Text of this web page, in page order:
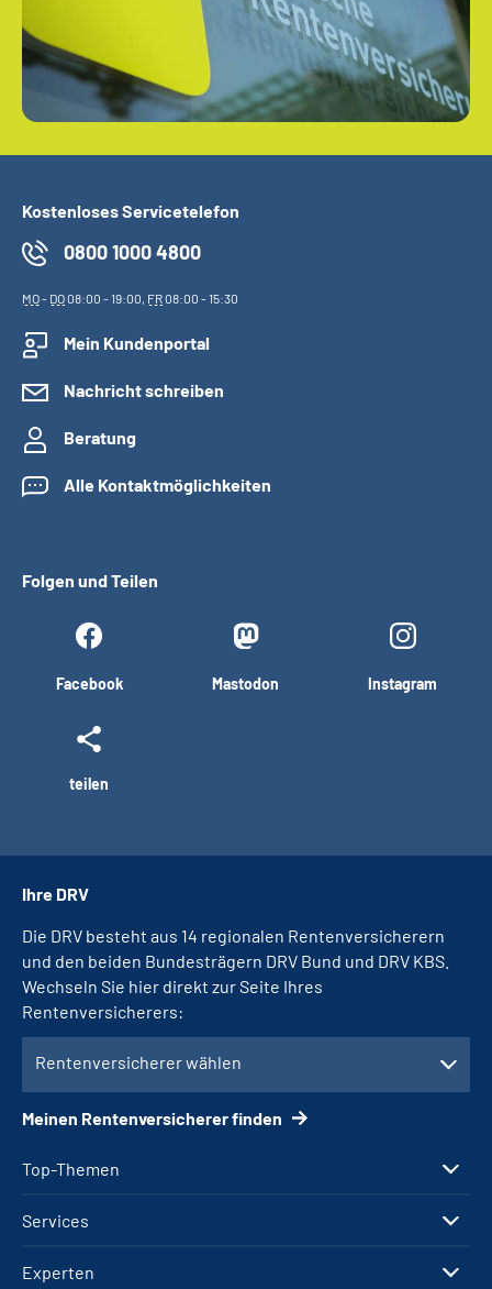
Kostenloses Servicetelefon
0800 1000 4800
MO- DO08:00 - 19:00, FR08:00 - 15:30
Mein Kundenportal
Nachricht schreiben
Beratung
Alle Kontaktmöglichkeiten
Folgen und Teilen
Facebook Mastodon Instagram
teilen
Top-Themen
Services
Experten
Ihre DRV
Die DRV besteht aus 14 regionalen Rentenversicherern
und den beiden Bundesträgern DRV Bund und DRV KBS.
Wechseln Sie hier direkt zur Seite Ihres
Rentenversicherers:
Rentenversicherer wählen
Meinen Rentenversicherer finden